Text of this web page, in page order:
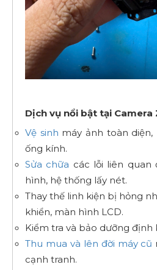
Dịch vụ nổi bật tại Camera
Vệ sinh máy ảnh toàn
ống kính.
Sửa chữa các lỗi liên quan
hình, hệ thống lấy nét.
Thay thế linh kiện bị hỏng
khiển, màn hình LCD.
Kiểm tra và bảo dưỡng định
Thu mua và lên đời máy cũ
cạnh tranh.